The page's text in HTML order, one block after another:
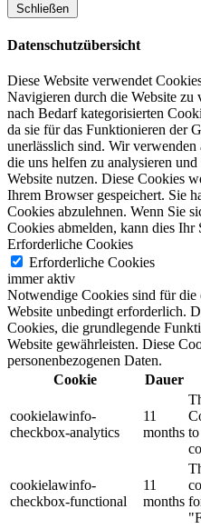
Schließen
Datenschutzübersicht
Diese Website verwendet
Navigieren durch die Website zu
nach Bedarf kategorisierten
da sie für das Funktionieren der
unerlässlich sind. Wir verwenden
die uns helfen zu analysieren
Website nutzen. Diese Cookies
Ihrem Browser gespeichert. Sie
Cookies abzulehnen. Wenn Sie
Cookies abmelden, kann dies Ihr
Erforderliche Cookies
Erforderliche Cookies
immer aktiv
Notwendige Cookies sind für die
Website unbedingt erforderlich.
Cookies, die grundlegende
Website gewährleisten. Diese
personenbezogenen Daten.
Cookie
Dauer
cookielawinfo-
checkbox-analytics
11
months
cookielawinfo-
checkbox-functional
11
months